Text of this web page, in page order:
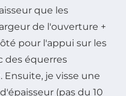
que les
de l'ouverture +
pour l'appui sur les
des équerres
je visse une
(pas du 10